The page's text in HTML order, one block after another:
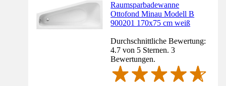
Raumsparbadewanne
Ottofond Minau Modell B
900201 170x75 cm weiß
Durchschnittliche Bewertung:
4.7 von 5 Sternen. 3
Bewertungen.